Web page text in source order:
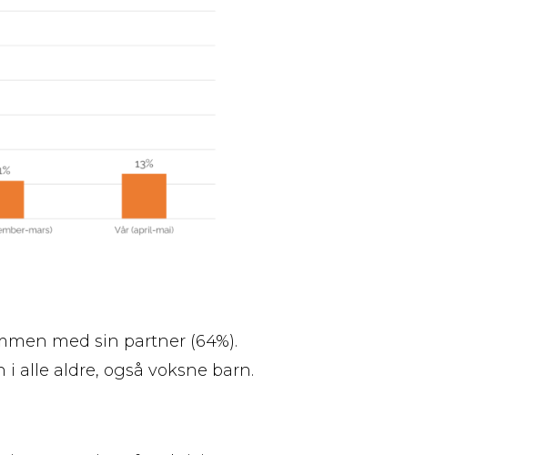
med sin partner (64%).
alle aldre, også voksne barn.